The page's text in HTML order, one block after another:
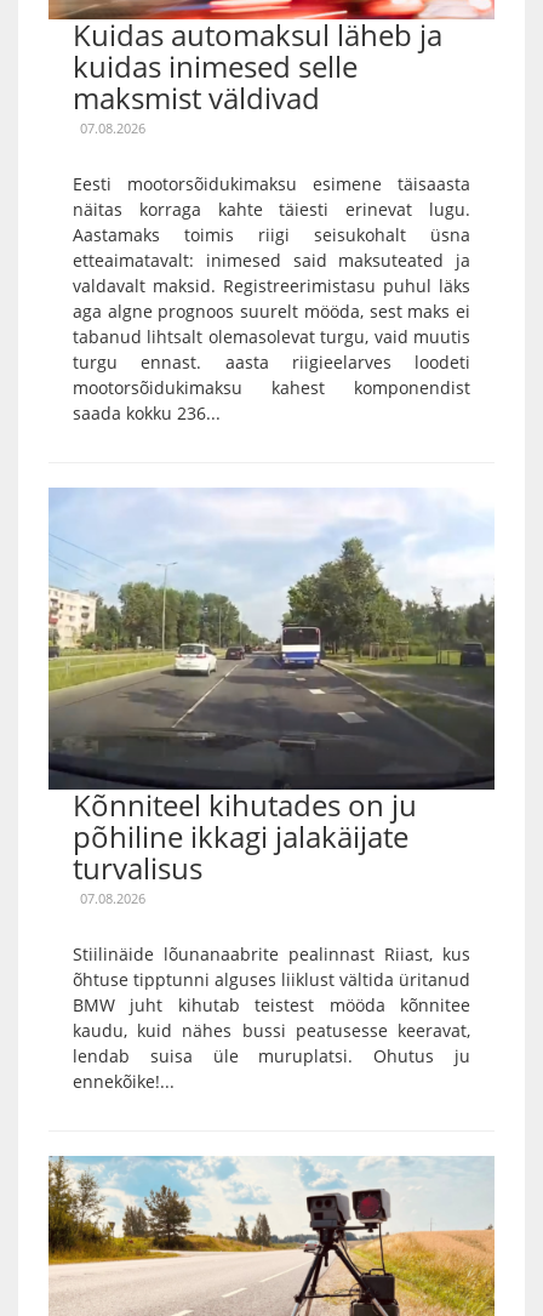
Kuidas automaksul läheb ja
kuidas inimesed selle
maksmist väldivad
07.08.2026
Eesti mootorsõidukimaksu esimene täisaasta
näitas korraga kahte täiesti erinevat lugu.
Aastamaks toimis riigi seisukohalt üsna
etteaimatavalt: inimesed said maksuteated ja
valdavalt maksid. Registreerimistasu puhul läks
aga algne prognoos suurelt mööda, sest maks ei
tabanud lihtsalt olemasolevat turgu, vaid muutis
turgu ennast. aasta riigieelarves loodeti
mootorsõidukimaksu kahest komponendist
saada kokku 236...
Kõnniteel kihutades on ju
põhiline ikkagi jalakäijate
turvalisus
07.08.2026
Stiilinäide lõunanaabrite pealinnast Riiast, kus
õhtuse tipptunni alguses liiklust vältida üritanud
BMW juht kihutab teistest mööda kõnnitee
kaudu, kuid nähes bussi peatusesse keeravat,
lendab suisa üle muruplatsi. Ohutus ju
ennekõike!...